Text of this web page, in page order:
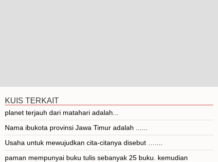
KUIS TERKAIT
planet terjauh dari matahari adalah...
Nama ibukota provinsi Jawa Timur adalah ......
Usaha untuk mewujudkan cita-citanya disebut …....
paman mempunyai buku tulis sebanyak 25 buku. kemudian